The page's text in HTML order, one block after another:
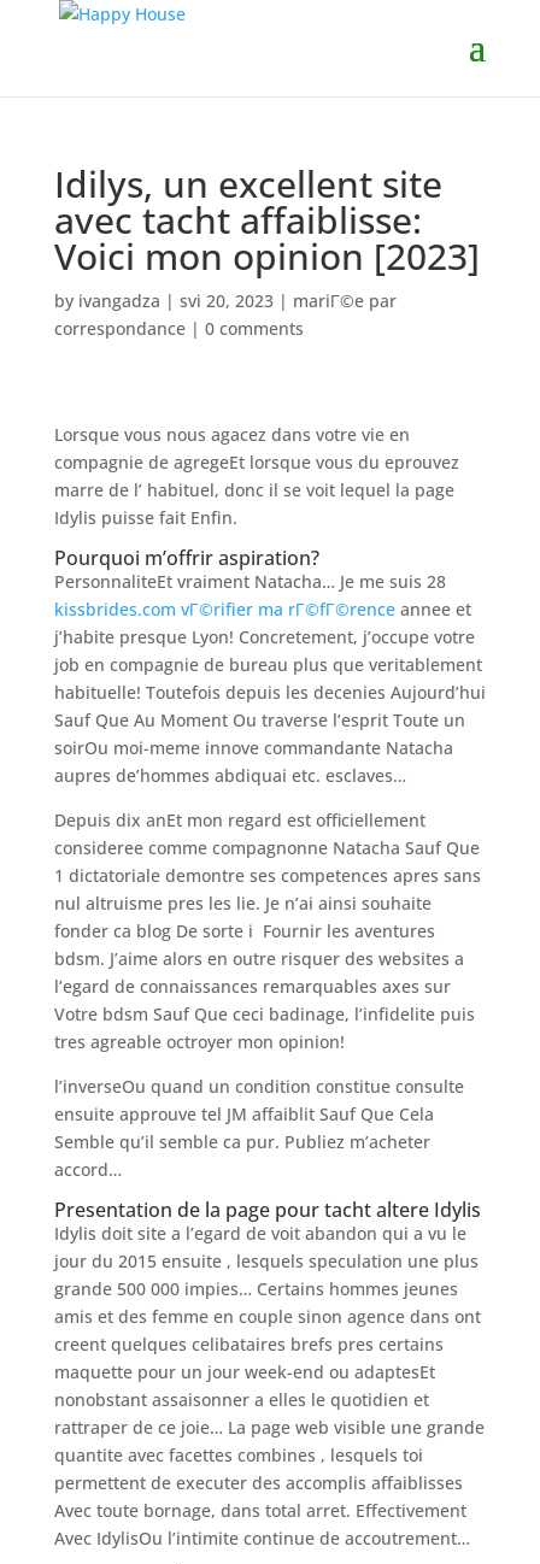
Idilys, un excellent site
avec tacht affaiblisse:
Voici mon opinion [2023]
by ivangadza | svi 20, 2023| mariГ©e par
correspondance| 0 comments
Lorsque vous nous agacez dans votre vie en
compagnie de agregeEt lorsque vous du eprouvez
marre de l’ habituel, donc il se voit lequel la page
Idylis puisse fait Enfin.
Pourquoi m’offrir aspiration?
PersonnaliteEt vraiment Natacha… Je me suis 28
kissbrides.com vГ©rifier ma rГ©fГ©renceannee et
j’habite presque Lyon! Concretement, j’occupe votre
job en compagnie de bureau plus que veritablement
habituelle! Toutefois depuis les decenies Aujourd’hui
Sauf Que Au Moment Ou traverse l’esprit Toute un
soirOu moi-meme innove commandante Natacha
aupres de’hommes abdiquai etc. esclaves…
Depuis dix anEt mon regard est officiellement
consideree comme compagnonne Natacha Sauf Que
1 dictatoriale demontre ses competences apres sans
nul altruisme pres les lie. Je n’ai ainsi souhaite
fonder ca blog De sorte i Fournir les aventures
bdsm. J’aime alors en outre risquer des websites a
l’egard de connaissances remarquables axes sur
Votre bdsm Sauf Que ceci badinage, l’infidelite puis
tres agreable octroyer mon opinion!
l’inverseOu quand un condition constitue consulte
ensuite approuve tel JM affaiblit Sauf Que Cela
Semble qu’il semble ca pur. Publiez m’acheter
accord…
Presentation de la page pour tacht altere Idylis
Idylis doit site a l’egard de voit abandon qui a vu le
jour du 2015 ensuite , lesquels speculation une plus
grande 500 000 impies… Certains hommes jeunes
amis et des femme en couple sinon agence dans ont
creent quelques celibataires brefs pres certains
maquette pour un jour week-end ou adaptesEt
nonobstant assaisonner a elles le quotidien et
rattraper de ce joie… La page web visible une grande
quantite avec facettes combines , lesquels toi
permettent de executer des accomplis affaiblisses
Avec toute bornage, dans total arret. Effectivement
Avec IdylisOu l’intimite continue de accoutrement…